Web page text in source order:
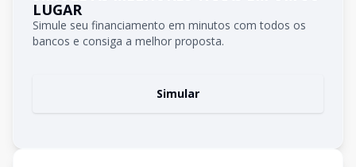
LUGAR
Simule seu financiamento em minutos com todos os
bancos e consiga a melhor proposta.
Simular